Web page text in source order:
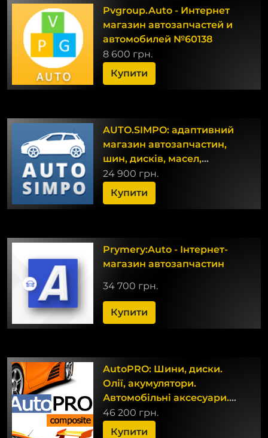
Pvgroup.Auto - Интернет
магазин автозапчастей и
автомобилей №60138
8 600 грн.
Купити
AUTO.SIMPO: адаптивний
магазин автозапчастин,
шин, дисків, масел,
розхідників. Інтеграція
TecDoc,1С
24 900 грн.
Купити
Prymery:Auto - Інтернет-
магазин автозапчастин
34 700 грн.
Купити
AutoPRO: Шини, диски.
Олії, акумулятори.
Автомобільні аксесуари.
Професійний магазин
46 200 грн.
Купити